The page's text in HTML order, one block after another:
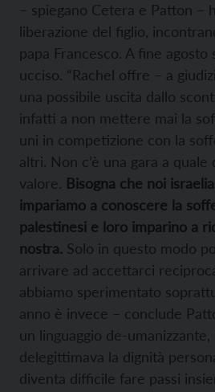
– spiegano Cetera e Patton –
liberazione del figlio,
papa Francesco. A fine
ucciso. “Rachel offre – a
una possibile uscita dallo
infatti a non mettere mai la
uni in competizione con la
altri. Non c’è una gara a quale
valore. Bisogna che noi
impariamo a conoscere la
palestinesi e loro imparino a
nostra. Solo in questo modo
arrivare ad accettarci
abbiamo sperimentato
anno è invece – conclude
un linguaggio de-umanizzante,
delegittimava la dignità
diventa difficile fare passi